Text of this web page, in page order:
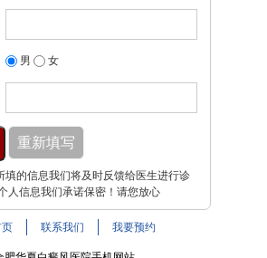
男 女
填的信息我们将及时反馈给医生进行诊
人信息我们承诺保密！请您放心
页 联系我们 我要预约